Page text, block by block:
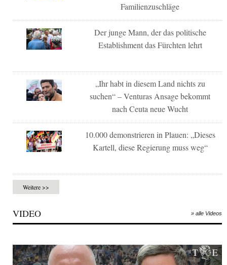
Familienzuschläge
Der junge Mann, der das politische
Establishment das Fürchten lehrt
„Ihr habt in diesem Land nichts zu
suchen“ – Venturas Ansage bekommt
nach Ceuta neue Wucht
10.000 demonstrieren in Plauen: „Dieses
Kartell, diese Regierung muss weg“
Weitere >>
VIDEO » alle Videos